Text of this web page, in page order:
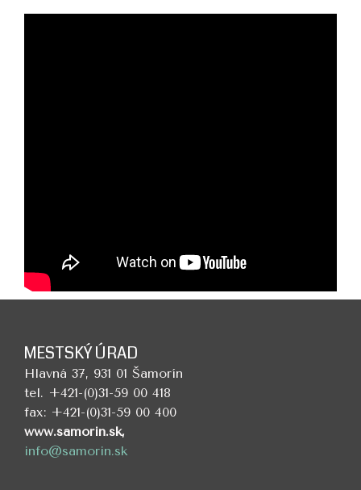
MESTSKÝ ÚRAD
Hlavná 37, 931 01 Šamorín
tel. +421-(0)31-59 00 418
fax: +421-(0)31-59 00 400
www.samorin.sk,
info@samorin.sk